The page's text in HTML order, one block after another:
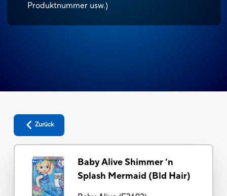
Produktnummer usw.)
Zurück
Baby Alive Shimmer ‘n
Splash Mermaid (Bld Hair)